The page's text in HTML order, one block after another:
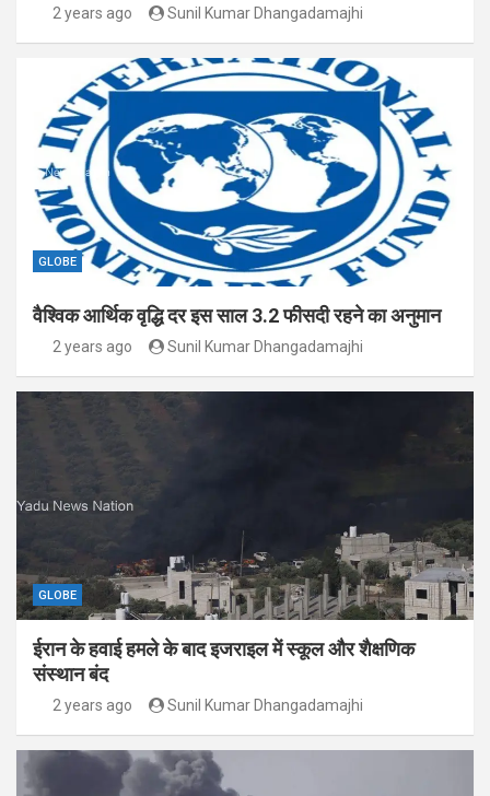
2 years ago Sunil Kumar Dhangadamajhi
GLOBE
वैश्विक आर्थिक वृद्धि दर इस साल 3.2 फीसदी रहने का अनुमान
2 years ago Sunil Kumar Dhangadamajhi
GLOBE
ईरान के हवाई हमले के बाद इजराइल में स्कूल और शैक्षणिक
संस्थान बंद
2 years ago Sunil Kumar Dhangadamajhi